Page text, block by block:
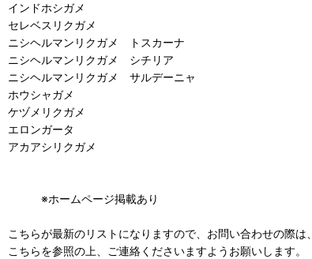
インドホシガメ
セレベスリクガメ
ニシヘルマンリクガメ トスカーナ
ニシヘルマンリクガメ シチリア
ニシヘルマンリクガメ サルデーニャ
ホウシャガメ
ケヅメリクガメ
エロンガータ
アカアシリクガメ
※ホームページ掲載あり
こちらが最新のリストになりますので、お問い合わせの際は、
こちらを参照の上、ご連絡くださいますようお願いします。